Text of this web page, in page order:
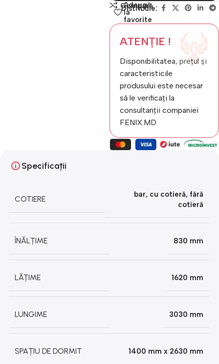
Compară
Adaugă
la
favorite
Distribuie:
ATENȚIE !
Disponibilitatea, prețul și
caracteristicile
produsului este necesar
să le verificați la
consultanții companiei
FENIX.MD
Specificații
COTIERE
bar, cu cotieră, fără
cotieră
ÎNĂLȚIME 830 mm
LĂȚIME 1620 mm
LUNGIME 3030 mm
SPAȚIU DE DORMIT 1400 mm x 2630 mm